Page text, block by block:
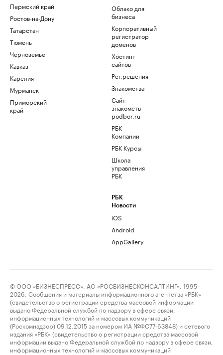
Пермский край
Ростов-на-Дону
Татарстан
Тюмень
Черноземье
Кавказ
Карелия
Мурманск
Приморский
край
Облако для
бизнеса
Корпоративный
регистратор
доменов
Хостинг
сайтов
Рег.решения
Знакомства
Сайт
знакомств
podbor.ru
РБК
Компании
РБК Курсы
Школа
управления
РБК
РБК
Новости
iOS
Android
AppGallery
© ООО «БИЗНЕСПРЕСС», АО «РОСБИЗНЕСКОНСАЛТИНГ», 1995–
2026. Сообщения и материалы информационного агентства «РБК»
(свидетельство о регистрации средства массовой информации
выдано Федеральной службой по надзору в сфере связи,
информационных технологий и массовых коммуникаций
(Роскомнадзор) 09.12.2015 за номером ИА №ФС77-63848) и сетевого
издания «РБК» (свидетельство о регистрации средства массовой
информации выдано Федеральной службой по надзору в сфере связи,
информационных технологий и массовых коммуникаций